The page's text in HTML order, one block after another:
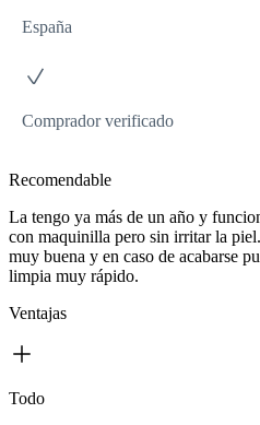
España
Comprador verificado
Recomendable
La tengo ya más de un año y
con maquinilla pero sin irritar la
muy buena y en caso de acabarse
limpia muy rápido.
Ventajas
Todo